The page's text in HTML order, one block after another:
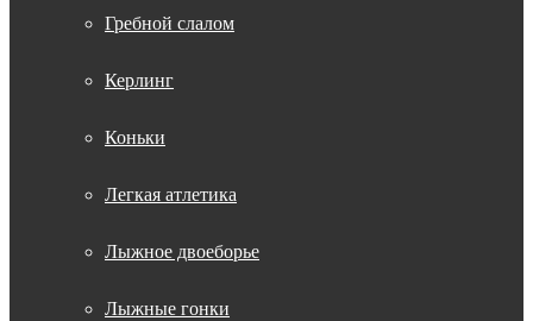
Гребной слалом
Керлинг
Коньки
Легкая атлетика
Лыжное двоеборье
Лыжные гонки